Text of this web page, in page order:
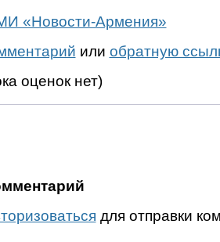
«Новости-Армения»
или обратную
оценок нет)
для отправки